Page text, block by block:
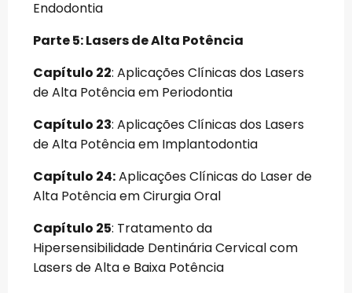
Endodontia
Parte 5: Lasers de Alta Potência
Capítulo 22: Aplicações Clínicas dos Lasers
de Alta Potência em Periodontia
Capítulo 23: Aplicações Clínicas dos Lasers
de Alta Potência em Implantodontia
Capítulo 24:Aplicações Clínicas do Laser de
Alta Potência em Cirurgia Oral
Capítulo 25: Tratamento da
Hipersensibilidade Dentinária Cervical com
Lasers de Alta e Baixa Potência